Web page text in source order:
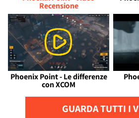
Recensione
Phoenix Point - Le differenze
con XCOM
GUARDA TUTTI I